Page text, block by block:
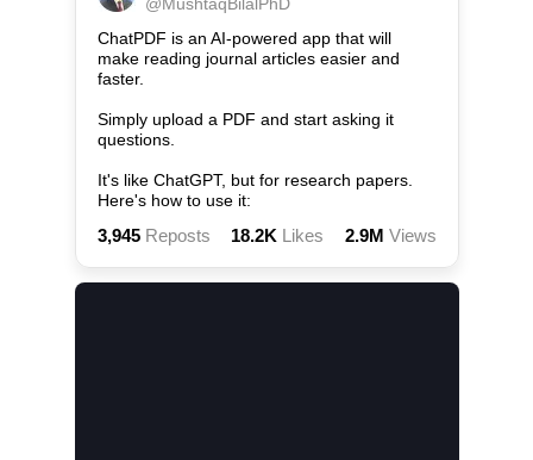
ChatPDF is an AI-powered app that will
make reading journal articles easier and
faster.
Simply upload a PDF and start asking it
questions.
It's like ChatGPT, but for research papers.
Here's how to use it:
3,945Reposts 18.2K Likes 2.9M Views